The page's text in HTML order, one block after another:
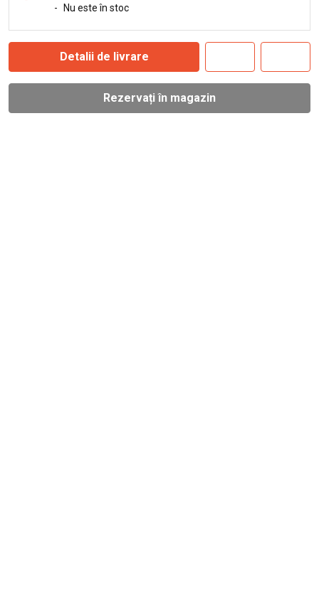
-
Nu este în stoc
Detalii de livrare
Rezervați în magazin